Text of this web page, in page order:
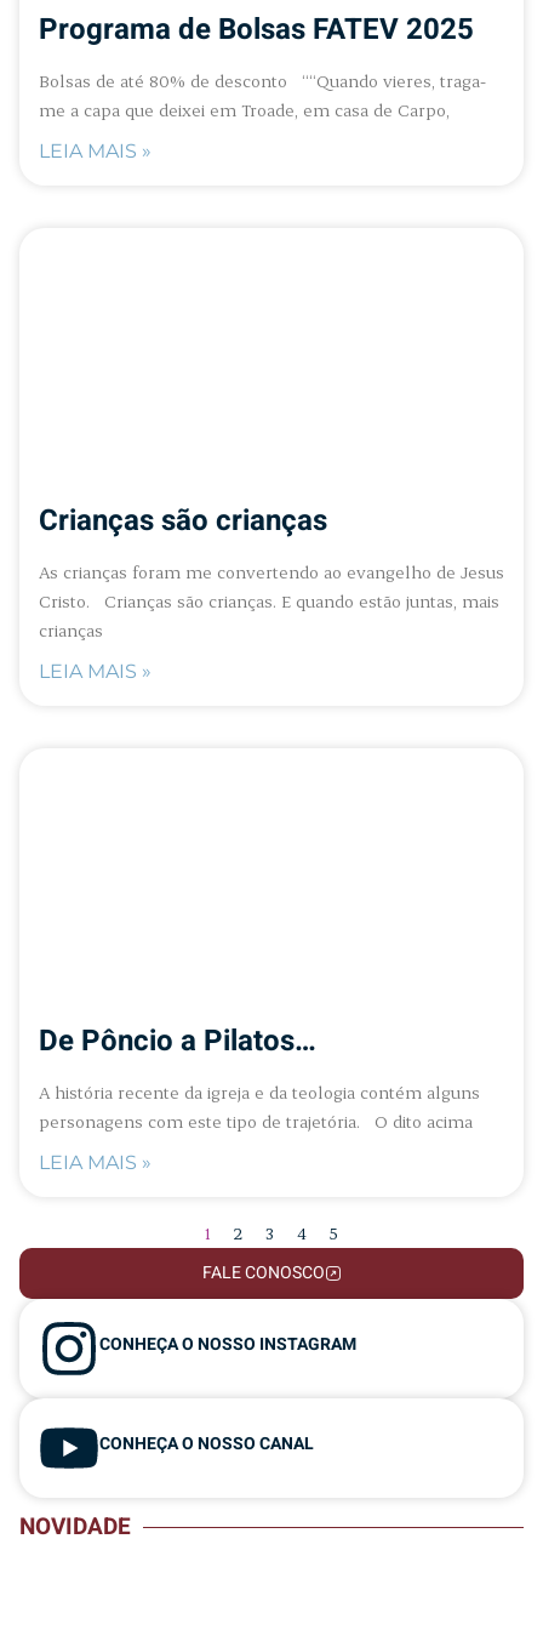
Programa de Bolsas FATEV 2025
Bolsas de até 80% de desconto ““Quando vieres, traga-
me a capa que deixei em Troade, em casa de Carpo,
LEIA MAIS »
Crianças são crianças
As crianças foram me convertendo ao evangelho de Jesus
Cristo. Crianças são crianças. E quando estão juntas, mais
crianças
LEIA MAIS »
De Pôncio a Pilatos…
A história recente da igreja e da teologia contém alguns
personagens com este tipo de trajetória. O dito acima
LEIA MAIS »
1 2 3 4 5
FALE CONOSCO
CONHEÇA O NOSSO INSTAGRAM
CONHEÇA O NOSSO CANAL
NOVIDADE